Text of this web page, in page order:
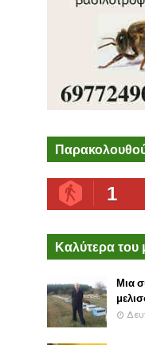
1
Καλύτερα του
Μια